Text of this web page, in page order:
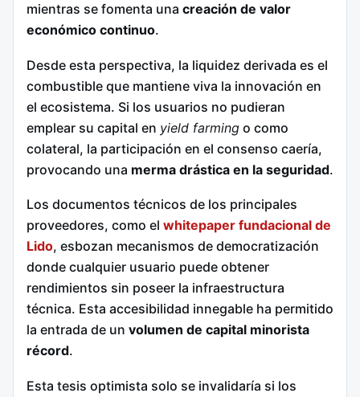
mientras se fomenta una creación de valor
económico continuo.
Desde esta perspectiva, la liquidez derivada es el
combustible que mantiene viva la innovación en
el ecosistema. Si los usuarios no pudieran
emplear su capital en yield farming o como
colateral, la participación en el consenso caería,
provocando una merma drástica en la seguridad.
Los documentos técnicos de los principales
proveedores, como el whitepaper fundacional de
Lido, esbozan mecanismos de democratización
donde cualquier usuario puede obtener
rendimientos sin poseer la infraestructura
técnica. Esta accesibilidad innegable ha permitido
la entrada de un volumen de capital minorista
récord.
Esta tesis optimista solo se invalidaría si los